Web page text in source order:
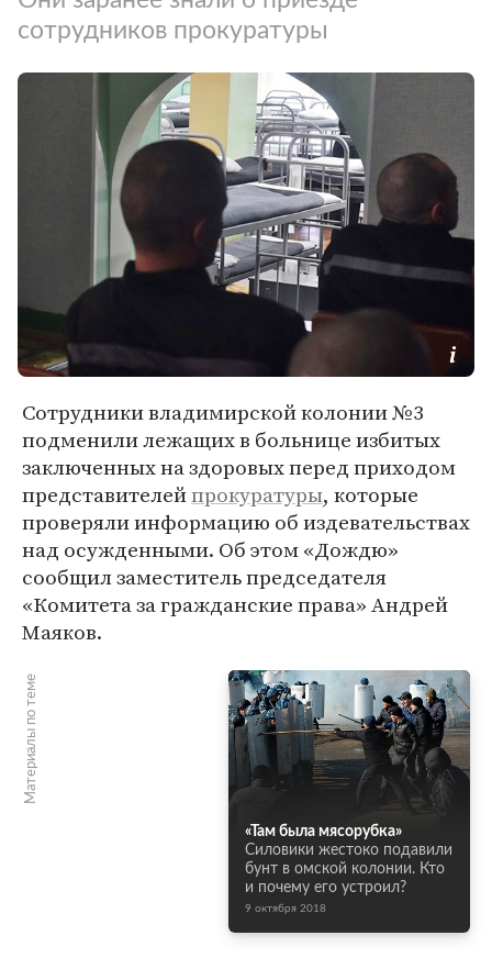
сотрудников прокуратуры
Сотрудники владимирской колонии №3
подменили лежащих в больнице избитых
заключенных на здоровых перед приходом
представителейпрокуратуры, которые
проверяли информацию об издевательствах
над осужденными. Об этом «Дождю»
сообщил заместитель председателя
«Комитета за гражданские права» Андрей
Маяков.
Материалы по теме
«Там была мясорубка»
Силовики жестоко подавили
бунт в омской колонии. Кто
и почему его устроил?
9 октября 2018